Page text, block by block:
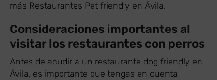
más Restaurantes Pet friendly en Ávila.
Consideraciones importantes al
visitar los restaurantes con perros
Antes de acudir a un restaurante dog friendly en
Ávila, es importante que tengas en cuenta